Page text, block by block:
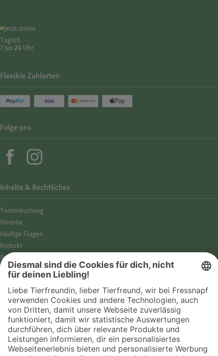
Jetzt online
Täglich
7 bis 24 Uhr
Inhalte & Rechtliches
Termin­buchung
Vorteile
Häufige Fragen
Kontakt
Barrierefreiheit
Impressum
Datenschutz­hinweise
Cookies
AGB
Entdecke Fressnapf
Tierversicherung
Flexible Zahlarten
Folge uns